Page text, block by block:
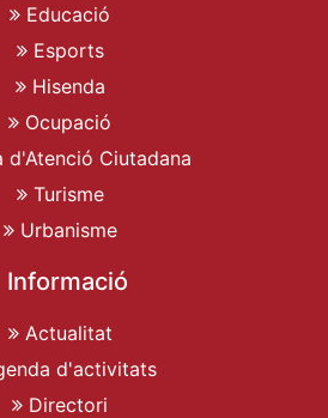
Educació
Esports
Hisenda
Ocupació
d'Atenció Ciutadana
Turisme
Urbanisme
Informació
Actualitat
d'activitats
Directori